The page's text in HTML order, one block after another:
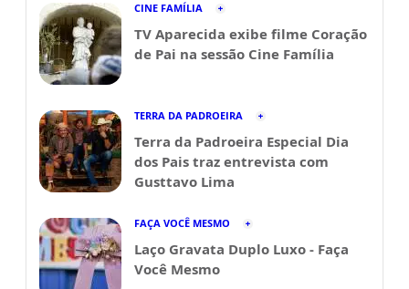
CINE FAMÍLIA
TV Aparecida exibe filme Coração
de Pai na sessão Cine Família
TERRA DA PADROEIRA
Terra da Padroeira Especial Dia
dos Pais traz entrevista com
Gusttavo Lima
FAÇA VOCÊ MESMO
Laço Gravata Duplo Luxo - Faça
Você Mesmo